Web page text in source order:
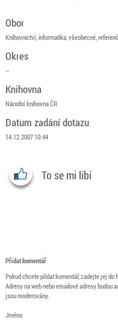
Obor
Knihovnictví, informatika, všeobecné,
Okres
--
Knihovna
Národní knihovna ČR
Datum zadání dotazu
14.12.2007 10:44
To se mi líbí
Přidat komentář
Pokud chcete přidat komentář, zadejte jej
Adresy na web nebo emailové adresy
jsou moderovány.
Jméno